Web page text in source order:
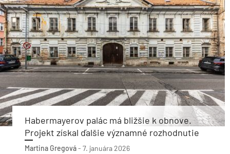
Habermayerov palác má bližšie k obnove.
Projekt získal ďalšie významné rozhodnutie
Martina Gregová- 7. januára 2026